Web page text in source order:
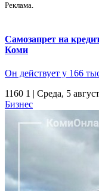
Реклама.
Самозапрет на
Коми
Он действует у 166
1160 1 | Среда, 5
Бизнес